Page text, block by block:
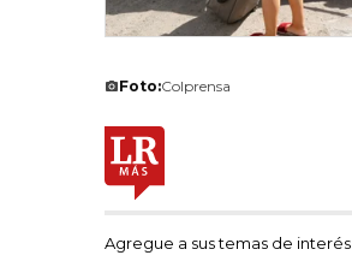
Foto:Colprensa
Agregue a sus temas de interés